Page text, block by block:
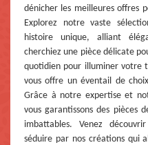
dénicher les meilleures offres
Explorez notre vaste
histoire unique, alliant
cherchiez une pièce délicate
quotidien pour illuminer votre
vous offre un éventail de
Grâce à notre expertise et
vous garantissons des pièces
imbattables. Venez
séduire par nos créations qui